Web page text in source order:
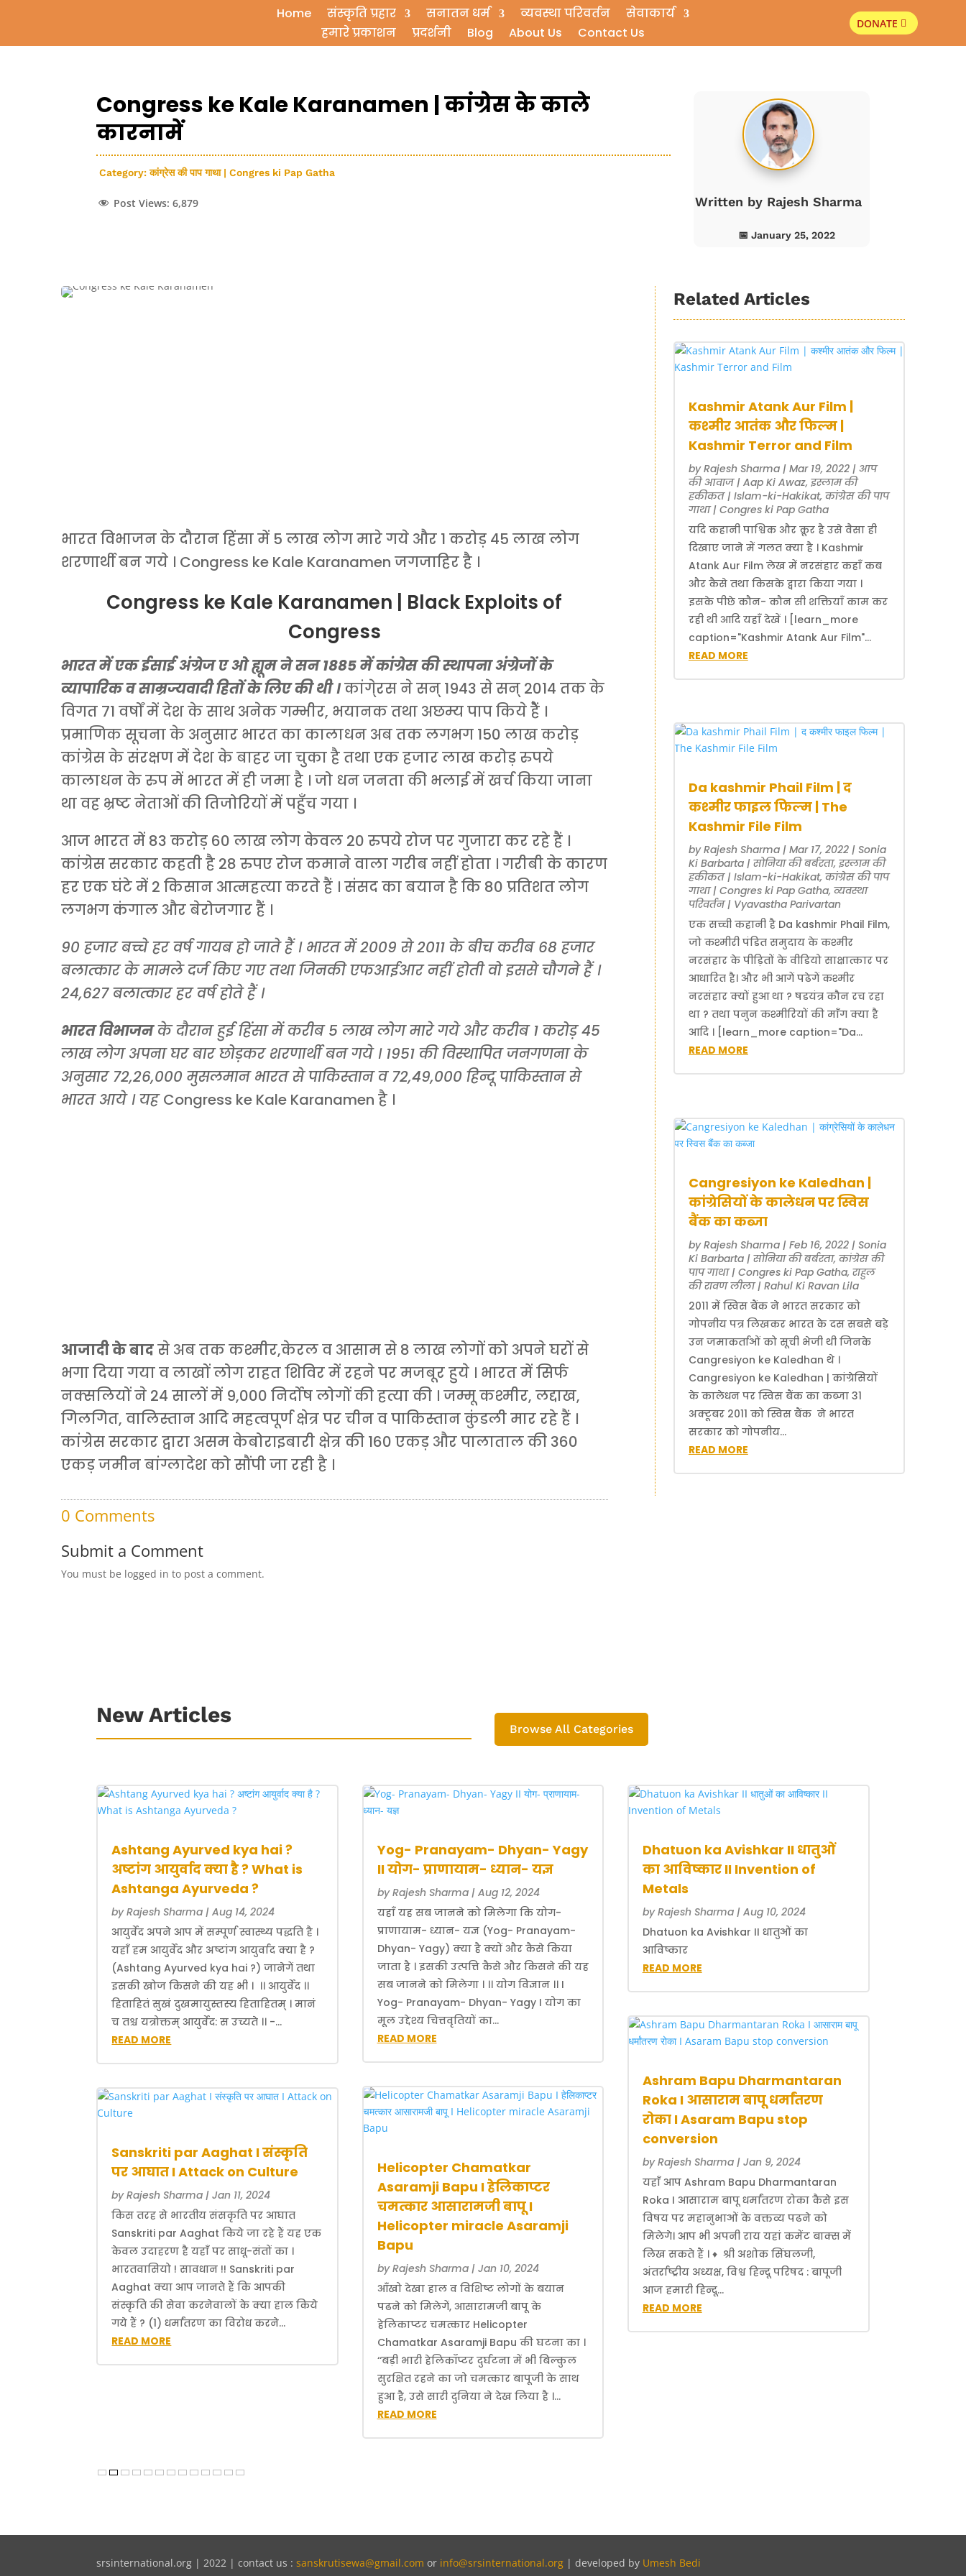
Home संस्कृति प्रहार सनातन धर्म व्यवस्था परिवर्तन
सेवाकार्य
हमारे प्रकाशन
प्रदर्शनी Blog About Us Contact Us
DONATE
Congress ke Kale Karanamen | कांग्रेस के काले
कारनामें
Category:कांग्रेस की पाप गाथा | Congres ki Pap Gatha
Post Views: 6,879 Written by Rajesh Sharma
📅 January 25, 2022
भारत विभाजन के दौरान हिंसा में 5 लाख लोग मारे गये और 1 करोड़ 45 लाख लोग
शरणार्थी बन गये । Congress ke Kale Karanamen जगजाहिर है ।
Congress ke Kale Karanamen | Black Exploits of
Congress
भारत में एक ईसाई अंग्रेज ए ओ ह्यूम ने सन 1885 में कांग्रेस की स्थापना अंग्रेजों के
व्यापारिक व साम्रज्यवादी हितों के लिए की थी ।कांगे्रस ने सन् 1943 से सन् 2014 तक के
विगत 71 वर्षों में देश के साथ अनेक गम्भीर, भयानक तथा अछम्य पाप किये हैें ।
प्रमाणिक सूचना के अनुसार भारत का कालाधन अब तक लगभग 150 लाख करोड़
कांग्रेस के संरक्षण में देश के बाहर जा चुका है तथा एक हजार लाख करोड़ रुपये
कालाधन के रुप में भारत में ही जमा है । जो धन जनता की भलाई में खर्च किया जाना
था वह भ्रष्ट नेताओं की तिजोरियों में पहुँच गया ।
आज भारत में 83 करोड़ 60 लाख लोग केवल 20 रुपये रोज पर गुजारा कर रहे हैं ।
कांग्रेस सरकार कहती है 28 रुपए रोज कमाने वाला गरीब नहीं होता । गरीबी के कारण
हर एक घंटे में 2 किसान आत्महत्या करते हैं । संसद का बयान है कि 80 प्रतिशत लोग
लगभग कंगाल और बेरोजगार हैं ।
90 हजार बच्चे हर वर्ष गायब हो जाते हैं । भारत में 2009 से 2011 के बीच करीब 68 हजार
बलात्कार के मामले दर्ज किए गए तथा जिनकी एफआईआर नहीं होती वो इससे चौगने हैं ।
24,627 बलात्कार हर वर्ष होते हैं ।
भारत विभाजनके दौरान हुई हिंसा में करीब 5 लाख लोग मारे गये और करीब 1 करोड़ 45
लाख लोग अपना घर बार छोड़कर शरणार्थी बन गये । 1951 की विस्थापित जनगणना के
अनुसार 72,26,000 मुसलमान भारत से पाकिस्तान व 72,49,000 हिन्दू पाकिस्तान से
भारत आये । यहCongress ke Kale Karanamen है ।
आजादी के बादसे अब तक कश्मीर,केरल व आसाम से 8 लाख लोगों को अपने घरों से
भगा दिया गया व लाखों लोग राहत शिविर में रहने पर मजबूर हुये । भारत में सिर्फ
नक्सलियों ने 24 सालों में 9,000 निर्दोष लोगों की हत्या की । जम्मू कश्मीर, लद्दाख,
गिलगित, वालिस्तान आदि महत्वपूर्ण क्षेत्र पर चीन व पाकिस्तान कुंडली मार रहे हैं ।
कांग्रेस सरकार द्वारा असम केबोराइबारी क्षेत्र की 160 एकड़ और पालाताल की 360
एकड़ जमीन बांग्लादेश को सौंपी जा रही है ।
0 Comments
Submit a Comment
You must be logged in to post a comment.
Related Articles
Kashmir Atank Aur Film |
कश्मीर आतंक और फिल्म |
Kashmir Terror and Film
byRajesh Sharma| Mar 19, 2022| आप
की आवाज | Aap Ki Awaz, इस्लाम की
हकीकत | Islam-ki-Hakikat, कांग्रेस की पाप
गाथा | Congres ki Pap Gatha
यदि कहानी पाश्विक और क्रूर है उसे वैसा ही
दिखाए जाने में गलत क्या है । Kashmir
Atank Aur Film लेख में नरसंहार कहाँ कब
और कैसे तथा किसके द्वारा किया गया ।
इसके पीछे कौन- कौन सी शक्तियाँ काम कर
रही थी आदि यहाँ देखें । [learn_more
caption="Kashmir Atank Aur Film"...
READ MORE
Da kashmir Phail Film | द
कश्मीर फाइल फिल्म | The
Kashmir File Film
byRajesh Sharma| Mar 17, 2022| Sonia
Ki Barbarta | सोनिया की बर्बरता, इस्लाम की
हकीकत | Islam-ki-Hakikat, कांग्रेस की पाप
गाथा | Congres ki Pap Gatha, व्यवस्था
परिवर्तन | Vyavastha Parivartan
एक सच्ची कहानी है Da kashmir Phail Film,
जो कश्मीरी पंडित समुदाय के कश्मीर
नरसंहार के पीड़ितों के वीडियो साक्षात्कार पर
आधारित है। और भी आगें पढेगें कश्मीर
नरसंहार क्यों हुआ था ? षडयंत्र कौन रच रहा
था ? तथा पनुन कश्मीरियों की माँग क्या है
आदि । [learn_more caption="Da...
READ MORE
Cangresiyon ke Kaledhan |
कांग्रेसियों के कालेधन पर स्विस
बैंक का कब्जा
byRajesh Sharma| Feb 16, 2022| Sonia
Ki Barbarta | सोनिया की बर्बरता, कांग्रेस की
पाप गाथा | Congres ki Pap Gatha, राहुल
की रावण लीला | Rahul Ki Ravan Lila
2011 में स्विस बैंक ने भारत सरकार को
गोपनीय पत्र लिखकर भारत के दस सबसे बड़े
उन जमाकर्ताओं को सूची भेजी थी जिनके
Cangresiyon ke Kaledhan थे ।
Cangresiyon ke Kaledhan | कांग्रेसियों
के कालेधन पर स्विस बैंक का कब्जा 31
अक्टूबर 2011 को स्विस बैंक ने भारत
सरकार को गोपनीय...
READ MORE
New Articles
Browse All Categories
Ashtang Ayurved kya hai ?
अष्टांग आयुर्वाद क्या है ? What is
Ashtanga Ayurveda ?
byRajesh Sharma |Aug 14, 2024
आयुर्वेद अपने आप में सम्पूर्ण स्वास्थ्य पद्धति है ।
यहाँ हम आयुर्वेद और अष्टांग आयुर्वाद क्या है ?
(Ashtang Ayurved kya hai ?) जानेगें तथा
इसकी खोज किसने की यह भी । ।। आयुर्वेद ।।
हिताहितं सुखं दुखमायुस्तस्य हिताहितम् । मानं
च तश्च यत्रोक्तम् आयुर्वेद: स उच्यते ।। -...
READ MORE
Sanskriti par Aaghat I संस्कृति
पर आघात I Attack on Culture
byRajesh Sharma |Jan 11, 2024
किस तरह से भारतीय संसकृति पर आघात
Sanskriti par Aaghat किये जा रहे हैं यह एक
केवल उदाहरण है यहाँ पर साधू-संतों का ।
भारतवासियो ! सावधान !! Sanskriti par
Aaghat क्या आप जानते हैं कि आपकी
संस्कृति की सेवा करनेवालों के क्या हाल किये
गये हैं ? (1) धर्मांतरण का विरोध करने...
READ MORE
Yog- Pranayam- Dhyan- Yagy
II योग- प्राणायाम- ध्यान- यज्ञ
byRajesh Sharma| Aug 12, 2024
यहाँ यह सब जानने को मिलेगा कि योग-
प्राणायाम- ध्यान- यज्ञ (Yog- Pranayam-
Dhyan- Yagy) क्या है क्यों और कैसे किया
जाता है । इसकी उत्पत्ति कैसे और किसने की यह
सब जानने को मिलेगा । ।। योग विज्ञान ।। I
Yog- Pranayam- Dhyan- Yagy I योग का
मूल उद्देश्य चित्तवृतियों का...
READ MORE
Helicopter Chamatkar
Asaramji Bapu I हेलिकाप्टर
चमत्कार आसारामजी बापू I
Helicopter miracle Asaramji
Bapu
byRajesh Sharma| Jan 10, 2024
आँखो देखा हाल व विशिष्ट लोगों के बयान
पढने को मिलेगें, आसारामजी बापू के
हेलिकाप्टर चमत्कार Helicopter
Chamatkar Asaramji Bapu की घटना का ।
‘‘बड़ी भारी हेलिकॉप्टर दुर्घटना में भी बिल्कुल
सुरक्षित रहने का जो चमत्कार बापूजी के साथ
हुआ है, उसे सारी दुनिया ने देख लिया है ।...
READ MORE
Dhatuon ka Avishkar II धातुओं
का आविष्कार II Invention of
Metals
byRajesh Sharma| Aug 10, 2024
Dhatuon ka Avishkar II धातुओं का
आविष्कार
READ MORE
Ashram Bapu Dharmantaran
Roka I आसाराम बापू धर्मांतरण
रोका I Asaram Bapu stop
conversion
byRajesh Sharma| Jan 9, 2024
यहाँ आप Ashram Bapu Dharmantaran
Roka I आसाराम बापू धर्मांतरण रोका कैसे इस
विषय पर महानुभाओं के वक्तव्य पढने को
मिलेगे। आप भी अपनी राय यहां कमेंट बाक्स में
लिख सकते हैं । ♦ श्री अशोक सिंघलजी,
अंतर्राष्ट्रीय अध्यक्ष, विश्व हिन्दू परिषद : बापूजी
आज हमारी हिन्दू...
READ MORE
srsinternational.org | 2022 | contact us :sanskrutisewa@gmail.com or info@srsinternational.org | developed by Umesh Bedi